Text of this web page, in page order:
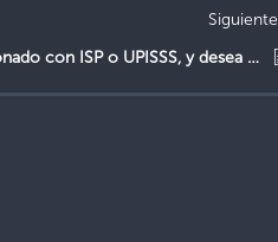
Siguiente
¿Si es pensionado con ISP o UPISSS, y desea continuar laborando, cómo puede activar el NIA para continuar cotizando?